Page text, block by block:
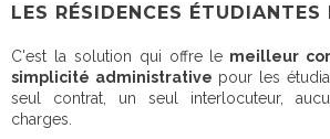
LES RÉSIDENCES ÉTUDIANTES
C'est la solution qui offre le meilleur
simplicité administrative pour les
seul contrat, un seul interlocuteur,
charges.